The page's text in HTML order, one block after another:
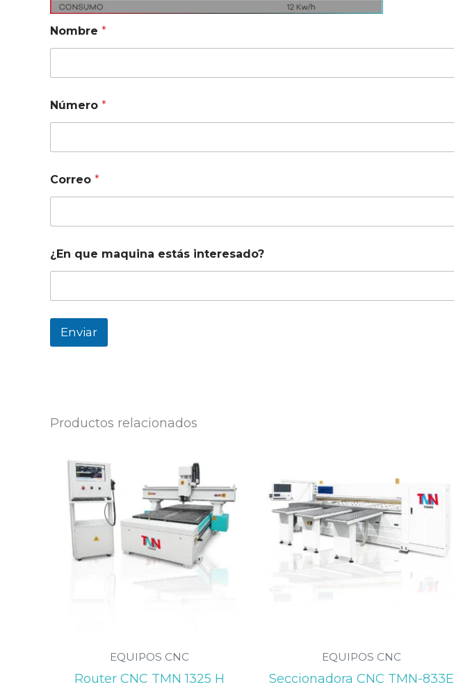
Nombre *
Número *
Correo *
ú
m
r
C
r
¿En que maquina estás interesado?
Enviar
Productos relacionados
EQUIPOS CNC
Router CNC TMN 1325 H
EQUIPOS CNC
Seccionadora CNC TMN-833E